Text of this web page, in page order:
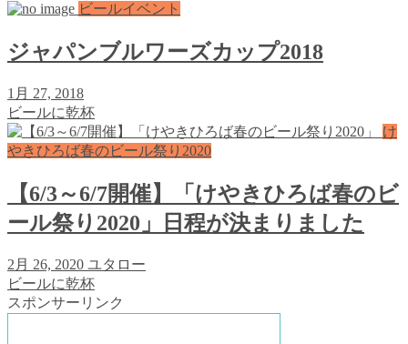
ビールイベント
ジャパンブルワーズカップ2018
1月 27, 2018
ビールに乾杯
け
やきひろば春のビール祭り2020
【6/3～6/7開催】「けやきひろば春のビ
ール祭り2020」日程が決まりました
2月 26, 2020 ユタロー
ビールに乾杯
スポンサーリンク